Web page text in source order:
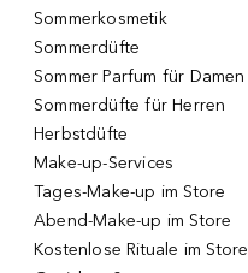
Sommerkosmetik
Sommerdüfte
Sommer Parfum für Damen
Sommerdüfte für Herren
Herbstdüfte
Make-up-Services
Tages-Make-up im Store
Abend-Make-up im Store
Kostenlose Rituale im Store